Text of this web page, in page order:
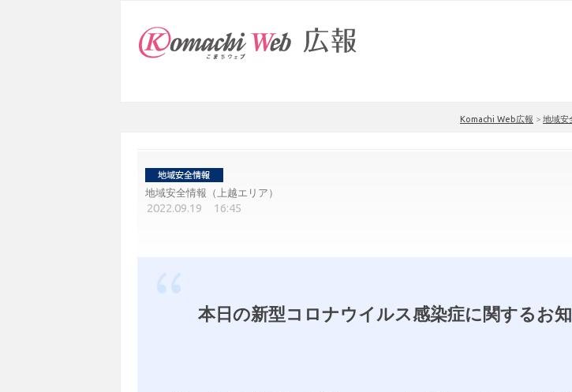
Komachi Web広報 > 地域安
地域安全情報（上越エリア）
2022.09.19 16:45
本日の新型コロナウイルス感染症に関するお